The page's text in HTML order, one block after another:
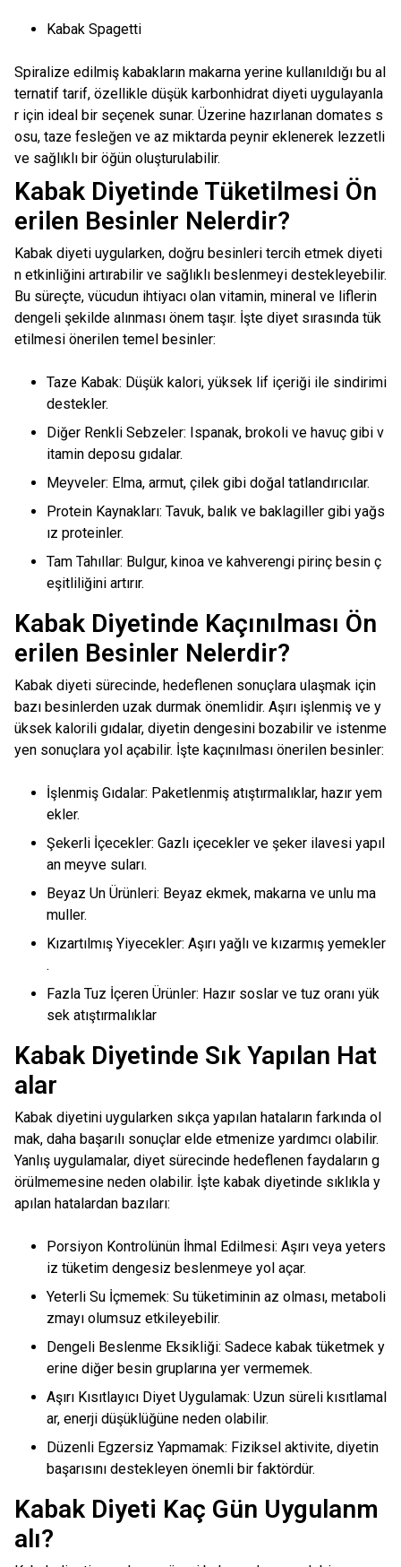
Kabak Spagetti
Spiralize edilmiş kabakların makarna yerine kullanıldığı bu al
ternatif tarif, özellikle düşük karbonhidrat diyeti uygulayanla
r için ideal bir seçenek sunar. Üzerine hazırlanan domates s
osu, taze fesleğen ve az miktarda peynir eklenerek lezzetli
ve sağlıklı bir öğün oluşturulabilir.
Kabak Diyetinde Tüketilmesi Ön
erilen Besinler Nelerdir?
Kabak diyeti uygularken, doğru besinleri tercih etmek diyeti
n etkinliğini artırabilir ve sağlıklı beslenmeyi destekleyebilir.
Bu süreçte, vücudun ihtiyacı olan vitamin, mineral ve liflerin
dengeli şekilde alınması önem taşır. İşte diyet sırasında tük
etilmesi önerilen temel besinler:
Taze Kabak: Düşük kalori, yüksek lif içeriği ile sindirimi
destekler.
Diğer Renkli Sebzeler: Ispanak, brokoli ve havuç gibi v
itamin deposu gıdalar.
Meyveler: Elma, armut, çilek gibi doğal tatlandırıcılar.
Protein Kaynakları: Tavuk, balık ve baklagiller gibi yağs
ız proteinler.
Tam Tahıllar: Bulgur, kinoa ve kahverengi pirinç besin ç
eşitliliğini artırır.
Kabak Diyetinde Kaçınılması Ön
erilen Besinler Nelerdir?
Kabak diyeti sürecinde, hedeflenen sonuçlara ulaşmak için
bazı besinlerden uzak durmak önemlidir. Aşırı işlenmiş ve y
üksek kalorili gıdalar, diyetin dengesini bozabilir ve istenme
yen sonuçlara yol açabilir. İşte kaçınılması önerilen besinler:
İşlenmiş Gıdalar: Paketlenmiş atıştırmalıklar, hazır yem
ekler.
Şekerli İçecekler: Gazlı içecekler ve şeker ilavesi yapıl
an meyve suları.
Beyaz Un Ürünleri: Beyaz ekmek, makarna ve unlu ma
muller.
Kızartılmış Yiyecekler: Aşırı yağlı ve kızarmış yemekler
.
Fazla Tuz İçeren Ürünler: Hazır soslar ve tuz oranı yük
sek atıştırmalıklar
Kabak Diyetinde Sık Yapılan Hat
alar
Kabak diyetini uygularken sıkça yapılan hataların farkında ol
mak, daha başarılı sonuçlar elde etmenize yardımcı olabilir.
Yanlış uygulamalar, diyet sürecinde hedeflenen faydaların g
örülmemesine neden olabilir. İşte kabak diyetinde sıklıkla y
apılan hatalardan bazıları:
Porsiyon Kontrolünün İhmal Edilmesi: Aşırı veya yeters
iz tüketim dengesiz beslenmeye yol açar.
Yeterli Su İçmemek: Su tüketiminin az olması, metaboli
zmayı olumsuz etkileyebilir.
Dengeli Beslenme Eksikliği: Sadece kabak tüketmek y
erine diğer besin gruplarına yer vermemek.
Aşırı Kısıtlayıcı Diyet Uygulamak: Uzun süreli kısıtlamal
ar, enerji düşüklüğüne neden olabilir.
Düzenli Egzersiz Yapmamak: Fiziksel aktivite, diyetin
başarısını destekleyen önemli bir faktördür.
Kabak Diyeti Kaç Gün Uygulanm
alı?